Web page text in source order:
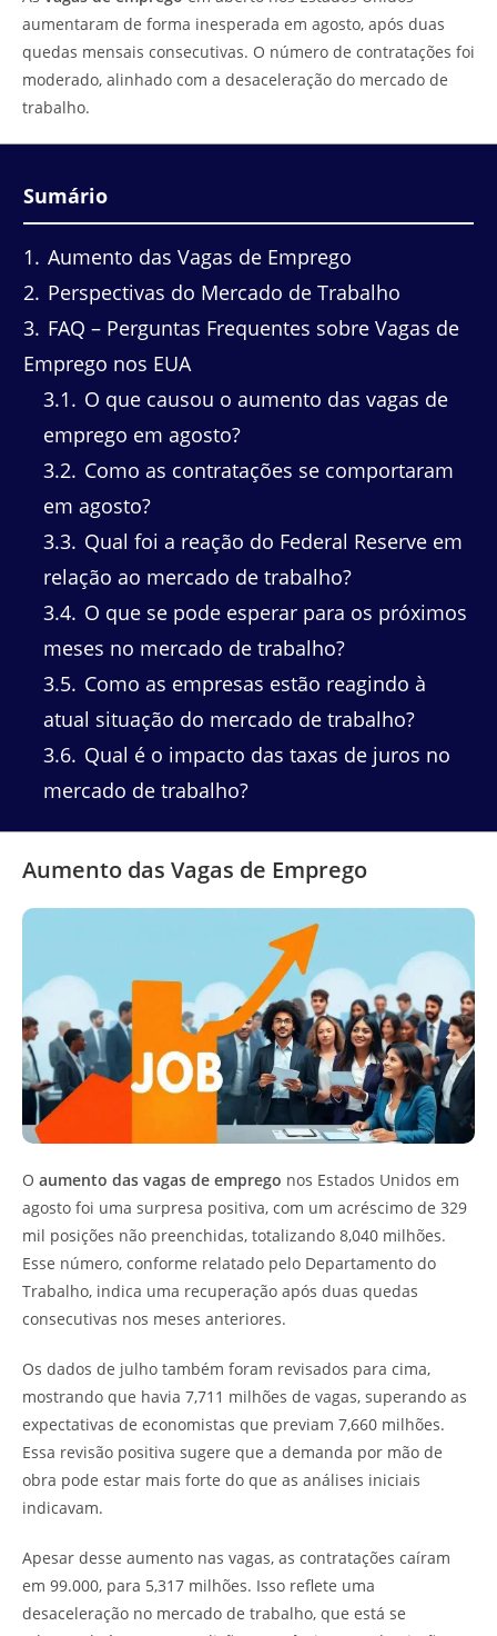
aumentaram de forma inesperada em agosto, após duas
quedas mensais consecutivas. O número de contratações foi
moderado, alinhado com a desaceleração do mercado de
trabalho.
Sumário
1
Aumento das Vagas de Emprego
2 Perspectivas do Mercado de Trabalho
3 FAQ – Perguntas Frequentes sobre Vagas de
Emprego nos EUA
3.1
O que causou o aumento das vagas de
emprego em agosto?
3.2 Como as contratações se comportaram
em agosto?
3.3 Qual foi a reação do Federal Reserve em
relação ao mercado de trabalho?
3.4 O que se pode esperar para os próximos
meses no mercado de trabalho?
3.5 Como as empresas estão reagindo à
atual situação do mercado de trabalho?
3.6 Qual é o impacto das taxas de juros no
mercado de trabalho?
Aumento das Vagas de Emprego
O aumento das vagas de emprego nos Estados Unidos em
agosto foi uma surpresa positiva, com um acréscimo de 329
mil posições não preenchidas, totalizando 8,040 milhões.
Esse número, conforme relatado pelo Departamento do
Trabalho, indica uma recuperação após duas quedas
consecutivas nos meses anteriores.
Os dados de julho também foram revisados para cima,
mostrando que havia 7,711 milhões de vagas, superando as
expectativas de economistas que previam 7,660 milhões.
Essa revisão positiva sugere que a demanda por mão de
obra pode estar mais forte do que as análises iniciais
indicavam.
Apesar desse aumento nas vagas, as contratações caíram
em 99.000, para 5,317 milhões. Isso reflete uma
desaceleração no mercado de trabalho, que está se